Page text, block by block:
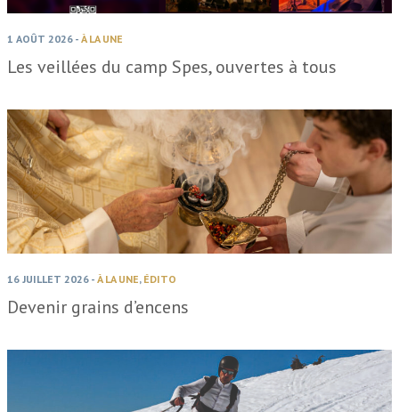
1 AOÛT 2026 - À LA UNE
Les veillées du camp Spes, ouvertes à tous
16 JUILLET 2026 - À LA UNE, ÉDITO
Devenir grains d’encens